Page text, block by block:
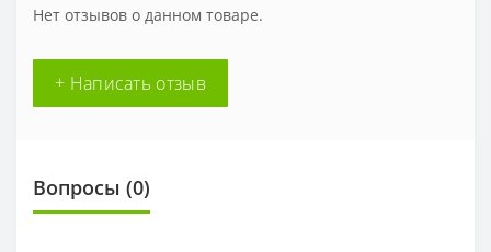
Нет отзывов о данном товаре.
+ Написать отзыв
Вопросы (0)